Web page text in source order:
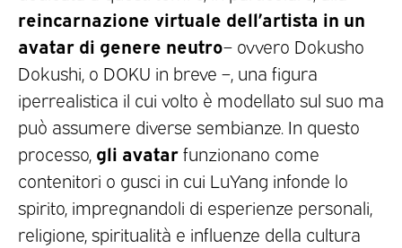
reincarnazione virtuale dell’artista in un
avatar di genere neutro– ovvero Dokusho
Dokushi, o DOKU in breve –, una figura
iperrealistica il cui volto è modellato sul suo ma
può assumere diverse sembianze. In questo
processo, gli avatarfunzionano come
contenitori o gusci in cui LuYang infonde lo
spirito, impregnandoli di esperienze personali,
religione, spiritualità e influenze della cultura